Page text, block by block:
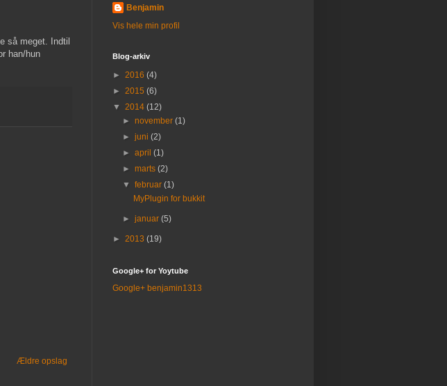
så meget. Indtil
han/hun
Ældre opslag
Benjamin
Vis hele min profil
Blog-arkiv
► 2016 (4)
► 2015 (6)
▼ 2014 (12)
►november(1)
►juni(2)
►april(1)
►marts(2)
▼februar(1)
MyPlugin for bukkit
►januar(5)
► 2013 (19)
Google+ for Yoytube
Google+ benjamin1313